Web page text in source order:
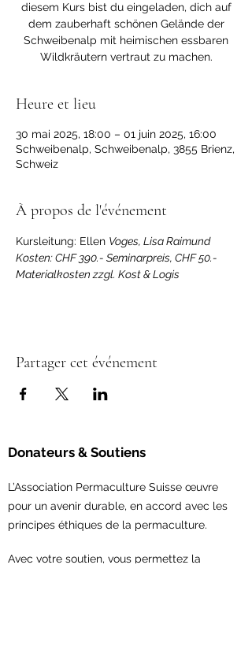
diesem Kurs bist du eingeladen, dich auf
dem zauberhaft schönen Gelände der
Schweibenalp mit heimischen essbaren
Wildkräutern vertraut zu machen.
Heure et lieu
30 mai 2025, 18:00 – 01 juin 2025, 16:00
Schweibenalp, Schweibenalp, 3855 Brienz,
Schweiz
À propos de l'événement
Kursleitung: Ellen Voges, Lisa Raimund
Kosten: CHF 390.- Seminarpreis, CHF 50.-
Materialkosten zzgl. Kost & Logis
Partager cet événement
Donateurs & Soutiens
L’Association Permaculture Suisse œuvre
pour un avenir durable, en accord avec les
principes éthiques de la permaculture.
Avec votre soutien, vous permettez la